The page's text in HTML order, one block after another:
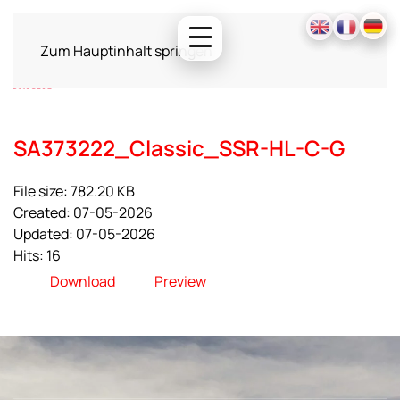
Zum Hauptinhalt springen
SA373222_Classic_SSR-HL-C-G
File size: 782.20 KB
Created: 07-05-2026
Updated: 07-05-2026
Hits: 16
Download
Preview